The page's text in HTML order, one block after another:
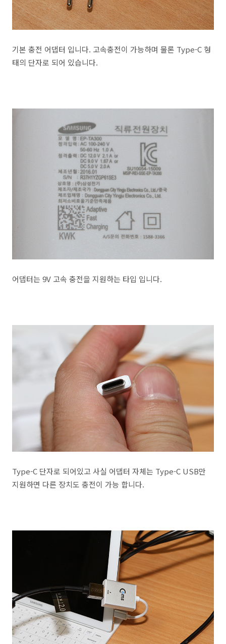
기본 충전 어댑터 입니다. 고속충전이 가능하며 물론 Type-C 형
태의 단자로 되어 있습니다.
어댑터는 9V 고속 충전을 지원하는 타입 입니다.
Type-C 단자로 되어있고 사실 어댑터 자체는 Type-C USB만
지원하면 다른 장치도 충전이 가능 합니다.